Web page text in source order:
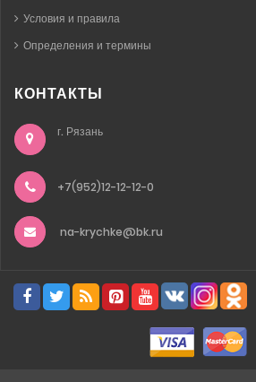
Условия и правила
Определения и термины
КОНТАКТЫ
г. Рязань
+7(952)12-12-12-0
na-krychke@bk.ru